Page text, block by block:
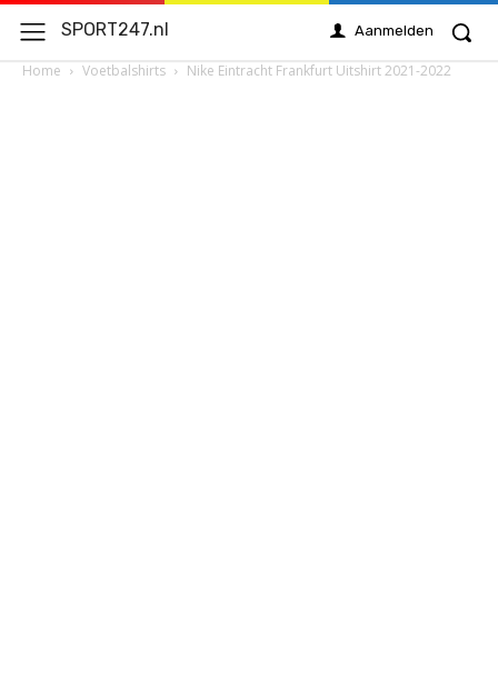
SPORT247.nl Aanmelden
Home Voetbalshirts Nike Eintracht Frankfurt Uitshirt 2021-2022